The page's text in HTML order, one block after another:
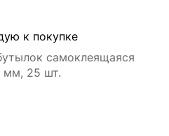
к покупке
самоклеящаяся
мм, 25 шт.